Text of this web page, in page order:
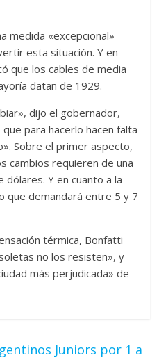
medida «excepcional»
esta situación. Y en
que los cables de media
datan de 1929.
dijo el gobernador,
para hacerlo hacen falta
Sobre el primer aspecto,
cambios requieren de una
Y en cuanto a la
que demandará entre 5 y 7
térmica, Bonfatti
no los resisten», y
más perjudicada» de
Juniors por 1 a